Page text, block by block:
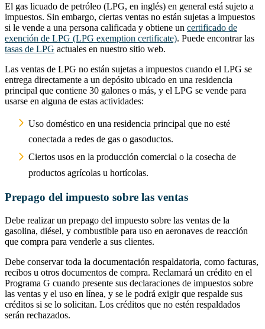
El gas licuado de petróleo (LPG, en inglés) en general está sujeto a
impuestos. Sin embargo, ciertas ventas no están sujetas a impuestos
si le vende a una persona calificada y obtiene un certificado de
exención de LPG (LPG exemption certificate). Puede encontrar las
tasas de LPG actuales en nuestro sitio web.
Las ventas de LPG no están sujetas a impuestos cuando el LPG se
entrega directamente a un depósito ubicado en una residencia
principal que contiene 30 galones o más, y el LPG se vende para
usarse en alguna de estas actividades:
Uso doméstico en una residencia principal que no esté
conectada a redes de gas o gasoductos.
Ciertos usos en la producción comercial o la cosecha de
productos agrícolas u hortícolas.
Prepago del impuesto sobre las ventas
Debe realizar un prepago del impuesto sobre las ventas de la
gasolina, diésel, y combustible para uso en aeronaves de reacción
que compra para venderle a sus clientes.
Debe conservar toda la documentación respaldatoria, como facturas,
recibos u otros documentos de compra. Reclamará un crédito en el
Programa G cuando presente sus declaraciones de impuestos sobre
las ventas y el uso en línea, y se le podrá exigir que respalde sus
créditos si se lo solicitan. Los créditos que no estén respaldados
serán rechazados.